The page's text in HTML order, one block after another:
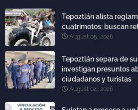
Tepoztlán alista
cuatrimotos; buscan
August 05, 2026
Tepoztlán separa de
investigan presuntos
ciudadanos y turistas
August 04, 2026